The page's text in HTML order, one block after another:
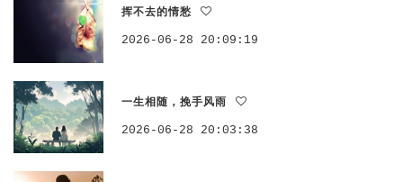
挥不去的情愁
2026-06-28 20:09:19
一生相随，挽手风雨
2026-06-28 20:03:38